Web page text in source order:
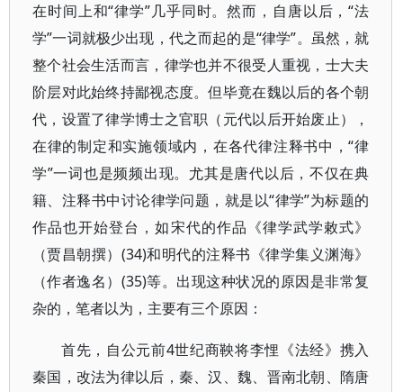
在时间上和“律学”几乎同时。然而，自唐以后，“法
学”一词就极少出现，代之而起的是“律学”。虽然，就
整个社会生活而言，律学也并不很受人重视，士大夫
阶层对此始终持鄙视态度。但毕竟在魏以后的各个朝
代，设置了律学博士之官职（元代以后开始废止），
在律的制定和实施领域内，在各代律注释书中，“律
学”一词也是频频出现。尤其是唐代以后，不仅在典
籍、注释书中讨论律学问题，就是以“律学”为标题的
作品也开始登台，如宋代的作品《律学武学敕式》
（贾昌朝撰）(34)和明代的注释书《律学集义渊海》
（作者逸名）(35)等。出现这种状况的原因是非常复
杂的，笔者以为，主要有三个原因：
首先，自公元前4世纪商鞅将李悝《法经》携入
秦国，改法为律以后，秦、汉、魏、晋南北朝、隋唐